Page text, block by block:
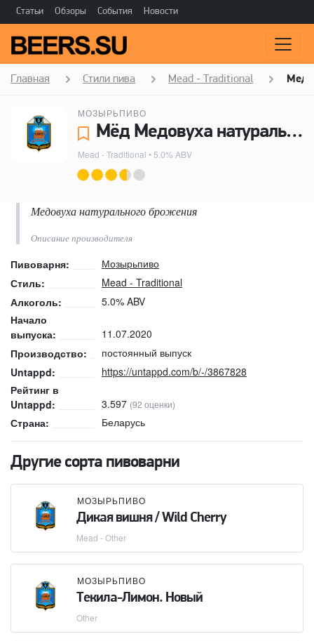
Статьи Обзоры События Новости
Главная Стили пива Mead - Traditional
МОЗЫРЬПИВО
Мёд Медовуха натуральная - Мозырьпиво
Mead - Traditional • 5.0% ABV
Медовуха натурального брожения
Описание производителя
Пивоварня:
Мозырьпиво
Стиль:
Mead - Traditional
Алкоголь:
5.0% ABV
Начало
выпуска:
11.07.2020
Производство:
постоянный выпуск
Untappd:
https://untappd.com/b/-/3867828
Рейтинг в
Untappd:
3.597 (92 оценки)
Страна: Беларусь
Другие сорта пивоварни
МОЗЫРЬПИВО
Дикая вишня / Wild Cherry
Mead - Other
МОЗЫРЬПИВО
Текила-Лимон. Новый
Other